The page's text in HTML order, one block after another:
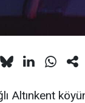
Altınkent